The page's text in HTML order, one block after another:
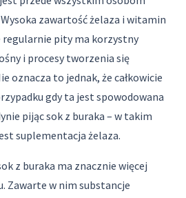
zawartość żelaza i witamin
regularnie pity ma korzystny
i procesy tworzenia się
oznacza to jednak, że całkowicie
gdy ta jest spowodowana
pijąc sok z buraka – w takim
suplementacja żelaza.
z buraka ma znacznie więcej
Zawarte w nim substancje